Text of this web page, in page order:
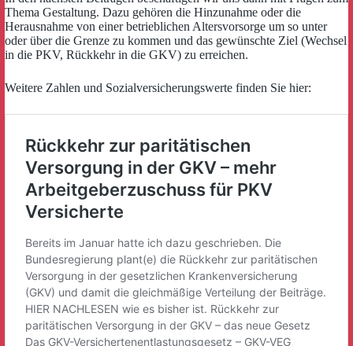
Thema Gestaltung. Dazu gehören die Hinzunahme oder die
Herausnahme von einer betrieblichen Altersvorsorge um so unter
oder über die Grenze zu kommen und das gewünschte Ziel (Wechsel
in die PKV, Rückkehr in die GKV) zu erreichen.
Weitere Zahlen und Sozialversicherungswerte finden Sie hier: